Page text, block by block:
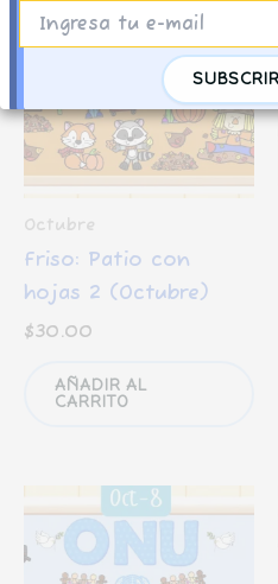
Octubre
Friso: Patio con
hojas 2 (Octubre)
$30.00
AÑADIR AL
CARRITO